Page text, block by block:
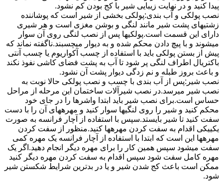
پیدا کنید و در نهایت زیبایی شیر با کج بودن کم نشود.
نصب پولکی و آب بندی:پولکی بخشی از شیر است که پوشاننده
زشتیهای پشت شیر مانند لنگی و بوشن مغزی است و هر شیری
دارای این قسمت است.پولکیها پس از نصب لنگی روی آن سوار
میشوند و با پیچ دادن محکم شده و به دیوار میچسبند.ناگفته نماند که
پیش از بستن پولکی باید با استفاده از چسب آکواریوم یا چسب آنتی
باکتریال اطراف لنگی پر شود تا آب به پشت فضای کاشی نفوذ نکند
و باعث بروز طبله و نم زدگی دیوار پشت آن نشود.
نصب شیر:پس از آب بندی با چسب و نصب پولکی حالا نوبت به
نصب شیر میرسد.در نصب شیرآلات ساختمان این مرحله از مراحل
حساس است.برای نصب شیر باید ابتدا واشرها را در جای خود
محکم کنید و شیر را روی لنگیها سوار کنید و مهرههای آن را با دست
سفت کنید تا شیر بایستد.سپس با استفاده از آچار فرانسه به صورت
یکییکی اقدام به سفت کردن مهرهها کنید.منظور از سفت کردن
مهرهها این است که ابتدا با استفاده از آچار فرانسه یک مهره کمی
سفت میشود سپس همین کار را برای مهره دیگر انجام دهید.اگر یک
مهره کامل سفت شود سپس اقدام به سفت کردن مهره دیگر کنید
ممکن است باعث کج شدن شیر و یا در بدترین شرایط شکستن شیر
شود.